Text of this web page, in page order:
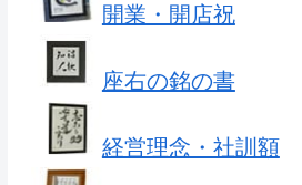
開業・開店祝
座右の銘の書
経営理念・社訓額